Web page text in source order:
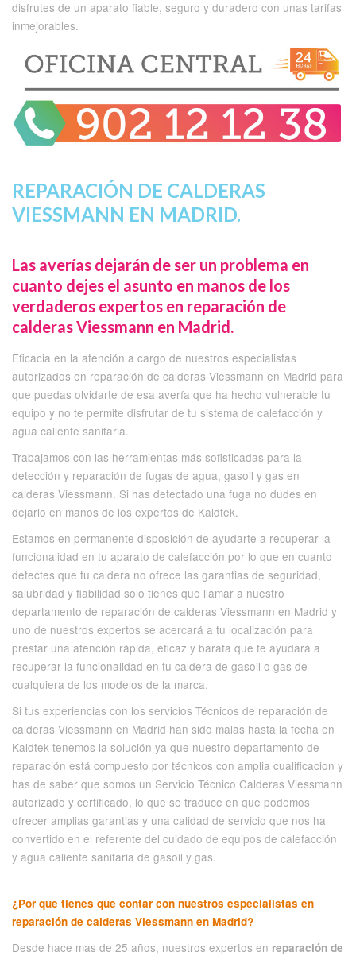
disfrutes de un aparato fiable, seguro y duradero con unas tarifas
inmejorables.
REPARACIÓN DE CALDERAS
VIESSMANN EN MADRID.
Las averías dejarán de ser un problema en
cuanto dejes el asunto en manos de los
verdaderos expertos en reparación de
calderas Viessmann en Madrid.
Eficacia en la atención a cargo de nuestros especialistas
autorizados en reparación de calderas Viessmann en Madrid para
que puedas olvidarte de esa avería que ha hecho vulnerable tu
equipo y no te permite disfrutar de tu sistema de calefacción y
agua caliente sanitaria.
Trabajamos con las herramientas más sofisticadas para la
detección y reparación de fugas de agua, gasoil y gas en
calderas Viessmann. Si has detectado una fuga no dudes en
dejarlo en manos de los expertos de Kaldtek.
Estamos en permanente disposición de ayudarte a recuperar la
funcionalidad en tu aparato de calefacción por lo que en cuanto
detectes que tu caldera no ofrece las garantias de seguridad,
salubridad y fiabilidad solo tienes que llamar a nuestro
departamento de reparación de calderas Viessmann en Madrid y
uno de nuestros expertos se acercará a tu localización para
prestar una atención rápida, eficaz y barata que te ayudará a
recuperar la funcionalidad en tu caldera de gasoil o gas de
cualquiera de los modelos de la marca.
Si tus experiencias con los servicios Técnicos de reparación de
calderas Viessmann en Madrid han sido malas hasta la fecha en
Kaldtek tenemos la solución ya que nuestro departamento de
reparación está compuesto por técnicos con amplia cualificacion y
has de saber que somos un Servicio Técnico Calderas Viessmann
autorizado y certificado, lo que se traduce en que podemos
ofrecer amplias garantias y una calidad de servicio que nos ha
convertido en el referente del cuidado de equipos de calefacción
y agua caliente sanitaria de gasoil y gas.
¿Por que tienes que contar con nuestros especialistas en
reparación de calderas Viessmann en Madrid?
Desde hace mas de 25 años, nuestros expertos en reparación de